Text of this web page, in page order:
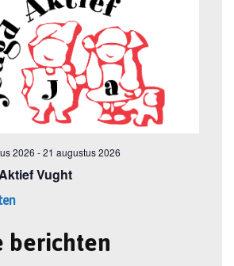
berichten